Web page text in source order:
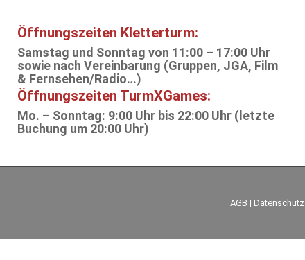
Öffnungszeiten Kletterturm:
Samstag und Sonntag von 11:00 – 17:00 Uhr
sowie nach Vereinbarung (Gruppen, JGA, Film
& Fernsehen/Radio…)
Öffnungszeiten TurmXGames:
Mo. – Sonntag: 9:00 Uhr bis 22:00 Uhr (letzte
Buchung um 20:00 Uhr)
AGB | Datenschutz